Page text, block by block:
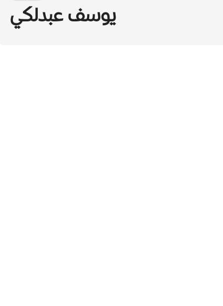
يوسف عبدلكي